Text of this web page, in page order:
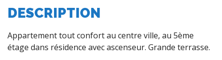
DESCRIPTION
Appartement tout confort au centre ville, au 5ème
étage dans résidence avec ascenseur. Grande terrasse.